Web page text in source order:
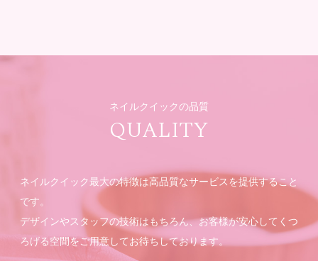
ネイルクイックの品質
QUALITY
ネイルクイック最大の特徴は高品質なサービスを提供すること
です。
デザインやスタッフの技術はもちろん、お客様が安心してくつ
ろげる空間をご用意してお待ちしております。